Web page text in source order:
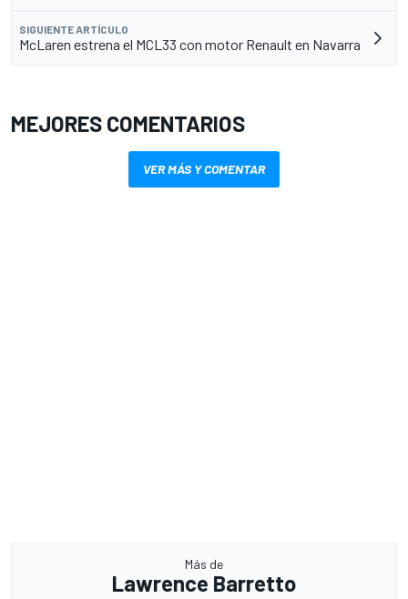
SIGUIENTE ARTÍCULO
McLaren estrena el MCL33 con motor Renault en Navarra
MEJORES COMENTARIOS
VER MÁS Y COMENTAR
Más de
Lawrence Barretto